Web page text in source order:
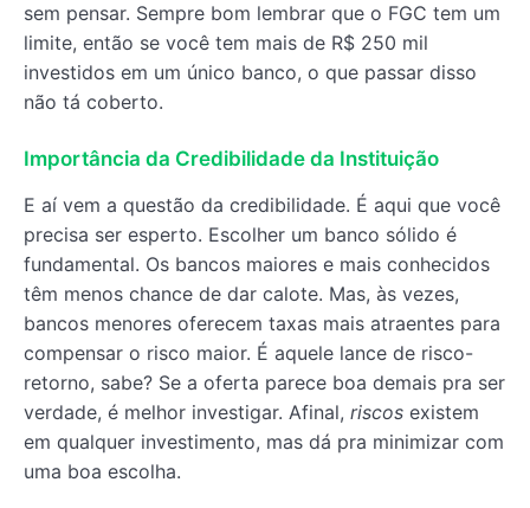
sem pensar. Sempre bom lembrar que o FGC tem um
limite, então se você tem mais de R$ 250 mil
investidos em um único banco, o que passar disso
não tá coberto.
Importância da Credibilidade da Instituição
E aí vem a questão da credibilidade. É aqui que você
precisa ser esperto. Escolher um banco sólido é
fundamental. Os bancos maiores e mais conhecidos
têm menos chance de dar calote. Mas, às vezes,
bancos menores oferecem taxas mais atraentes para
compensar o risco maior. É aquele lance de risco-
retorno, sabe? Se a oferta parece boa demais pra ser
verdade, é melhor investigar. Afinal, riscos existem
em qualquer investimento, mas dá pra minimizar com
uma boa escolha.